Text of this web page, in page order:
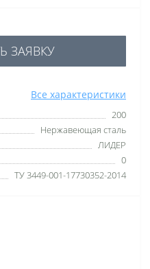
Все характеристики
200
Нержавеющая сталь
ЛИДЕР
0
ТУ 3449-001-17730352-2014
ЗАЯВКУ